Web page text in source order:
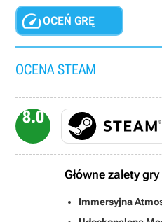
OCEŃ GRĘ
OCENA STEAM
8.0
Główne zalety gry
Immersyjna